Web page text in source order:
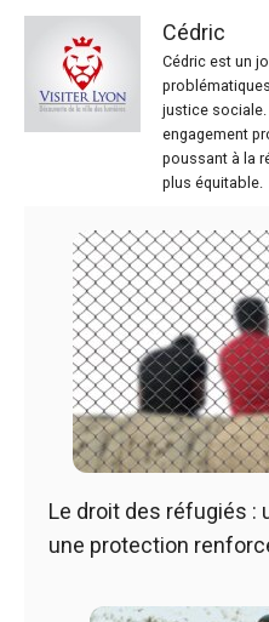
Cédric
Cédric est un
justice sociale.
engagement
poussant à la
plus équitable.
Le droit des réfugiés :
une protection